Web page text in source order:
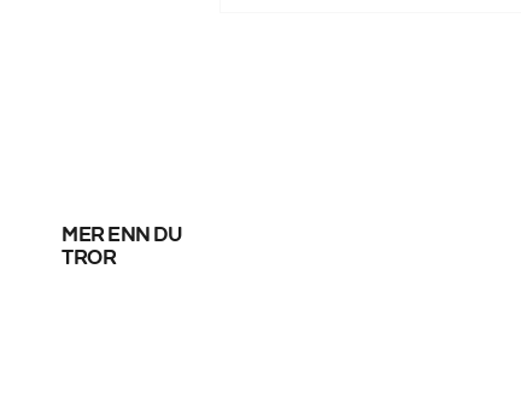
mer enn du
tror